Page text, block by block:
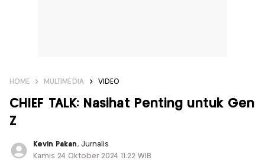
HOME MULTIMEDIA VIDEO
CHIEF TALK: Nasihat Penting untuk Gen
Z
Kevin Pakan , Jurnalis
Kamis 24 Oktober 2024 11:22 WIB